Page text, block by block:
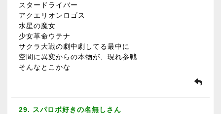
スタードライバー
アクエリオンロゴス
水星の魔女
少女革命ウテナ
サクラ大戦の劇中劇してる最中に
空間に異変からの本物が、現れ参戦
そんなとこかな
29. スパロボ好きの名無しさん